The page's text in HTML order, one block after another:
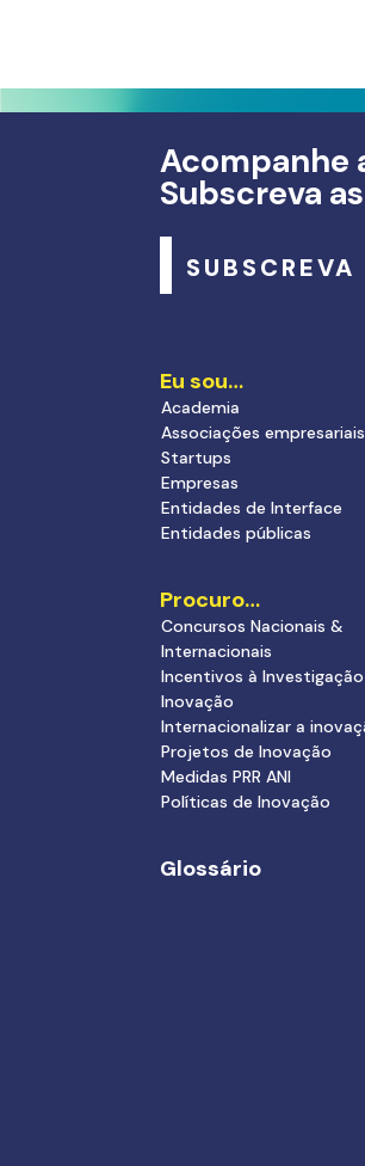
Acompanhe
Subscreva
SUBSCREVA
Eu sou…
Academia
Associações empresariais
Startups
Empresas
Entidades de Interface
Entidades públicas
Procuro…
Concursos Nacionais &
Internacionais
Incentivos à
Inovação
Internacionalizar a
Projetos de Inovação
Medidas PRR ANI
Políticas de Inovação
Glossário